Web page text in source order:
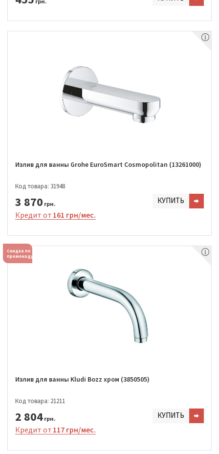
Излив для ванны Grohe EuroSmart Cosmopolitan (13261000)
Код товара: 31948
3 870 грн. КУПИТЬ
Кредит от 161 грн/мес.
Скидка по
промокоду
Излив для ванны Kludi Bozz хром (3850505)
Код товара: 21211
2 804 грн. КУПИТЬ
Кредит от 117 грн/мес.